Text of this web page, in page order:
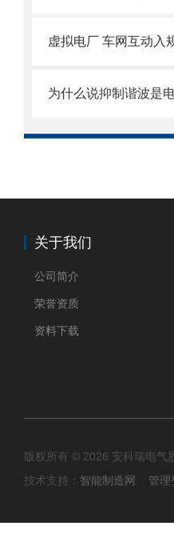
关于我们
公司简介
荣誉资质
资料下载
版权所有 © 2026 安科瑞电
技术支持： 智能制造网 管理